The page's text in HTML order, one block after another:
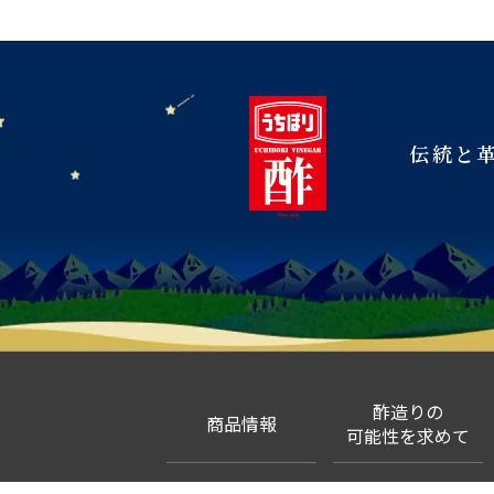
伝統と
商品情報
酢造りの
可能性を求めて